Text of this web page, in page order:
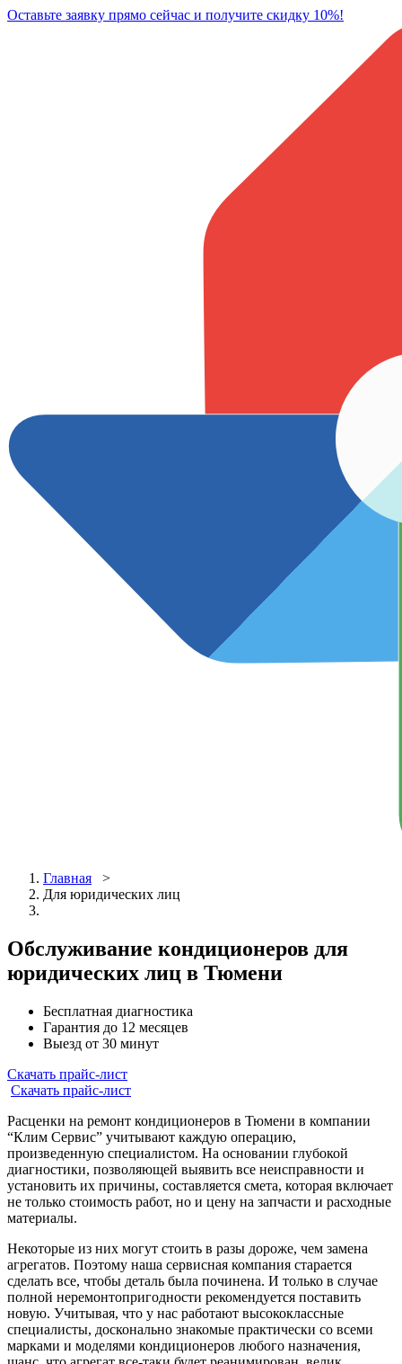
Оставьте заявку прямо сейчас и получите скидку 10%!
Главная >
Для юридических лиц
Обслуживание кондиционеров для
юридических лиц в Тюмени
Бесплатная диагностика
Гарантия до 12 месяцев
Выезд от 30 минут
Скачать прайс-лист
Скачать прайс-лист
Расценки на ремонт кондиционеров в Тюмени в компании
“Клим Сервис” учитывают каждую операцию,
произведенную специалистом. На основании глубокой
диагностики, позволяющей выявить все неисправности и
установить их причины, составляется смета, которая включает
не только стоимость работ, но и цену на запчасти и расходные
материалы.
Некоторые из них могут стоить в разы дороже, чем замена
агрегатов. Поэтому наша сервисная компания старается
сделать все, чтобы деталь была починена. И только в случае
полной неремонтопригодности рекомендуется поставить
новую. Учитывая, что у нас работают высококлассные
специалисты, досконально знакомые практически со всеми
марками и моделями кондиционеров любого назначения,